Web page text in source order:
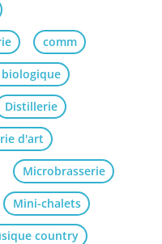
comm
Distillerie
d'art
Microbrasserie
Mini-chalets
country